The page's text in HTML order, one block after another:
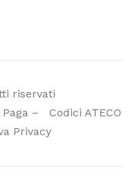
riservati
– Codici ATECO
Privacy